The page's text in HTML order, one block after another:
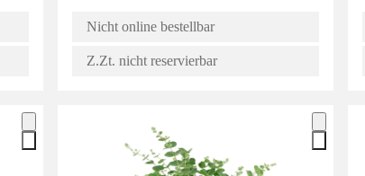
Nicht online bestellbar
Z.Zt. nicht reservierbar